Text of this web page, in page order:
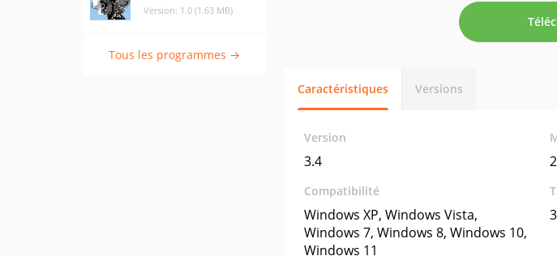
Version: 1.0 (1.63 MB)
Tous les programmes →
Caractéristiques Versions
Version
3.4
Compatibilité
Windows XP, Windows Vista,
Windows 7, Windows 8, Windows 10,
Windows 11